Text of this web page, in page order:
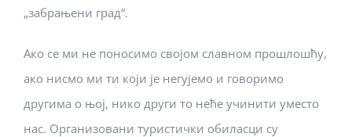
„забрањени град“.
Ако се ми не поносимо својом славном прошлошћу,
ако нисмо ми ти који је негујемо и говоримо
другима о њој, нико други то неће учинити уместо
нас. Организовани туристички обиласци су